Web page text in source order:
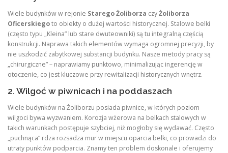
Wiele budynków w rejonie Starego Żoliborza czyŻoliborza
Oficerskiegoto obiekty o dużej wartości historycznej. Stalowe belki
(często typu „Kleina” lub stare dwuteowniki) są tu integralną częścią
konstrukcji. Naprawa takich elementów wymaga ogromnej precyzji, by
nie uszkodzić zabytkowej substancji budynku. Nasze metody pracy są
„chirurgiczne” – naprawiamy punktowo, minimalizując ingerencję w
otoczenie, co jest kluczowe przy rewitalizacji historycznych wnętrz.
2. Wilgoć w piwnicach i na poddaszach
Wiele budynków na Żoliborzu posiada piwnice, w których poziom
wilgoci bywa wyzwaniem. Korozja wżerowa na belkach stalowych w
takich warunkach postępuje szybciej, niż mogłoby się wydawać. Często
„puchnąca” rdza rozsadza mur w miejscu oparcia belki, co prowadzi do
utraty punktów podparcia. Znamy ten problem doskonale i oferujemy